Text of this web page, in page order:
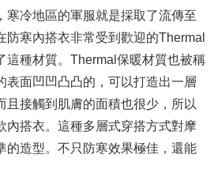
寒冷地區的軍服就是採取了流傳至
防寒內搭衣非常受到歡迎的Thermal
這種材質。Thermal保暖材質也被稱
表面凹凹凸凸的，可以打造出一層
且接觸到肌膚的面積也很少，所以
內搭衣。這種多層式穿搭方式對摩
的造型。不只防寒效果極佳，還能